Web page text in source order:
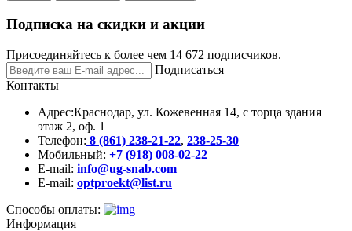
Подписка на скидки и акции
Присоединяйтесь к более чем 14 672 подписчиков.
Подписаться
Контакты
Адрес:Краснодар, ул. Кожевенная 14, с торца здания
этаж 2, оф. 1
Телефон: 8 (861) 238-21-22, 238-25-30
Мобильный: +7 (918) 008-02-22
E-mail: info@ug-snab.com
E-mail: optproekt@list.ru
Способы оплаты:
Информация